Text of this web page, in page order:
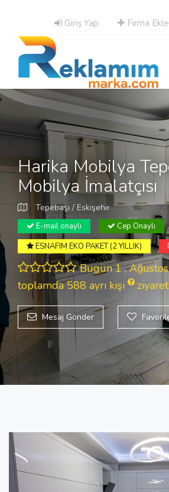
Giriş Yap Firma Ekle
Harika Mobilya
Mobilya İmalatçısı
Tepebaşı / Eskişehir
E-mail onaylı
Cep Onaylı
ESNAFIM EKO PAKET (2 YILLIK)
Bugün 1 ,
toplamda 588 ayrı kişi
Mesaj Gönder